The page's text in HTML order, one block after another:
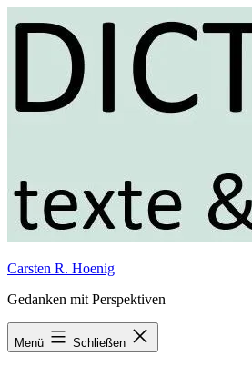
Inhalt
Carsten R. Hoenig
Gedanken mit Perspektiven
Menü Schließen